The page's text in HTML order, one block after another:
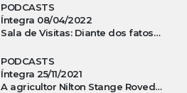
PODCASTS
Íntegra 08/04/2022
Sala de Visitas: Diante dos fatos que influenciam a economia o que podemos esperar de 2022
PODCASTS
Íntegra 25/11/2021
A agricultor Nilton Stange Roveda, afirma ter recebido ajuda espiritual durante acidente